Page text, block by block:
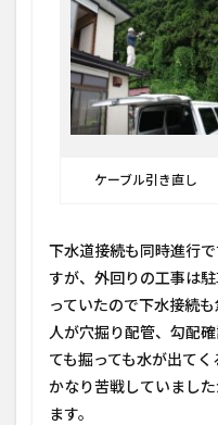
ケーブル引き直し
下水道接続も同時進行
すが、外回りの工事は
っていたので下水接続
人が穴掘り配管、勾配
ても掘っても水が出てく
かなり苦戦していまし
ます。